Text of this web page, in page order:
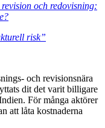
och redovisning:
risk”
och revisionsnära
dit det varit billigare
För många aktörer
att låta kostnaderna